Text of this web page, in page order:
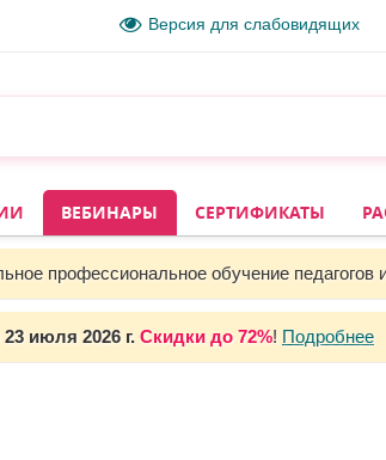
Версия для слабовидящих
ВЕБИНАРЫ СЕРТИФИКАТЫ
профессиональное обучение педагогов
23 июля 2026 г. Скидки до 72%! Подробнее